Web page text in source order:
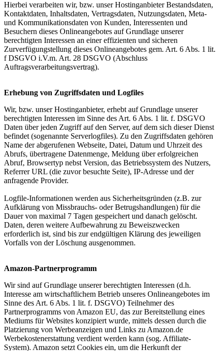
Hierbei verarbeiten wir, bzw. unser Hostinganbieter Bestandsdaten,
Kontaktdaten, Inhaltsdaten, Vertragsdaten, Nutzungsdaten, Meta-
und Kommunikationsdaten von Kunden, Interessenten und
Besuchern dieses Onlineangebotes auf Grundlage unserer
berechtigten Interessen an einer effizienten und sicheren
Zurverfügungstellung dieses Onlineangebotes gem. Art. 6 Abs. 1 lit.
f DSGVO i.V.m. Art. 28 DSGVO (Abschluss
Auftragsverarbeitungsvertrag).
Erhebung von Zugriffsdaten und Logfiles
Wir, bzw. unser Hostinganbieter, erhebt auf Grundlage unserer
berechtigten Interessen im Sinne des Art. 6 Abs. 1 lit. f. DSGVO
Daten über jeden Zugriff auf den Server, auf dem sich dieser Dienst
befindet (sogenannte Serverlogfiles). Zu den Zugriffsdaten gehören
Name der abgerufenen Webseite, Datei, Datum und Uhrzeit des
Abrufs, übertragene Datenmenge, Meldung über erfolgreichen
Abruf, Browsertyp nebst Version, das Betriebssystem des Nutzers,
Referrer URL (die zuvor besuchte Seite), IP-Adresse und der
anfragende Provider.
Logfile-Informationen werden aus Sicherheitsgründen (z.B. zur
Aufklärung von Missbrauchs- oder Betrugshandlungen) für die
Dauer von maximal 7 Tagen gespeichert und danach gelöscht.
Daten, deren weitere Aufbewahrung zu Beweiszwecken
erforderlich ist, sind bis zur endgültigen Klärung des jeweiligen
Vorfalls von der Löschung ausgenommen.
Amazon-Partnerprogramm
Wir sind auf Grundlage unserer berechtigten Interessen (d.h.
Interesse am wirtschaftlichem Betrieb unseres Onlineangebotes im
Sinne des Art. 6 Abs. 1 lit. f. DSGVO) Teilnehmer des
Partnerprogramms von Amazon EU, das zur Bereitstellung eines
Mediums für Websites konzipiert wurde, mittels dessen durch die
Platzierung von Werbeanzeigen und Links zu Amazon.de
Werbekostenerstattung verdient werden kann (sog. Affiliate-
System). Amazon setzt Cookies ein, um die Herkunft der